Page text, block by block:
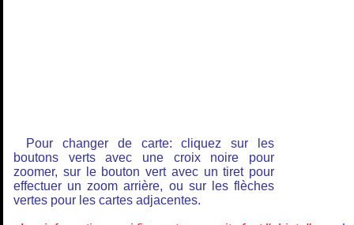
Pour changer de carte: cliquez sur les
boutons verts avec une croix noire pour
zoomer, sur le bouton vert avec un tiret pour
effectuer un zoom arrière, ou sur les flèches
vertes pour les cartes adjacentes.